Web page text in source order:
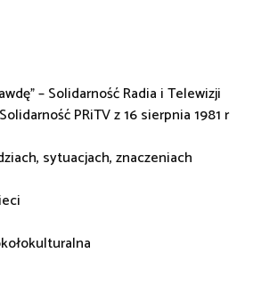
– Solidarność Radia i Telewizji
PRiTV z 16 sierpnia 1981 r
sytuacjach, znaczeniach